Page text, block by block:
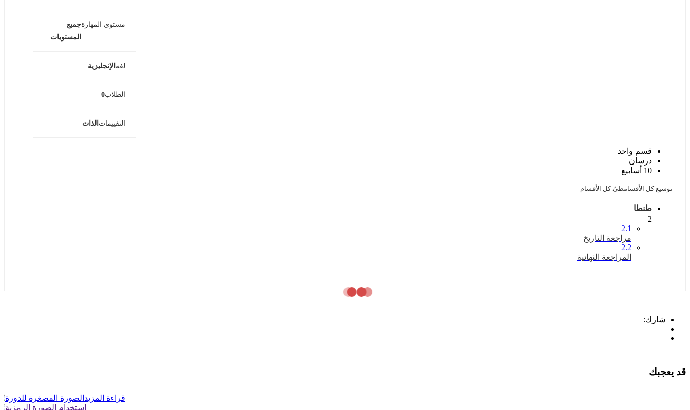
مستوى المهارةجميع
المستويات
لغة الإنجليزية
الطلاب0
التقييمات الذات
قسم واحد
درسان
10 أسابيع
توسيع كل الأقسامطيّ كل الأقسام
طنطا
2
2.1
مراجعة التاريخ
2.2
المراجعة النهائية
شارك:
قد يعجبك
قراءة المزيد